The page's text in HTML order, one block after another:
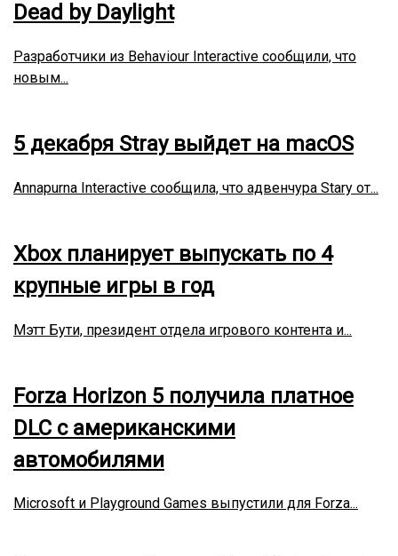
Dead by Daylight
Разработчики из Behaviour Interactive сообщили, что
новым...
5 декабря Stray выйдет на macOS
Annapurna Interactive сообщила, что адвенчура Stary от...
Xbox планирует выпускать по 4
крупные игры в год
Мэтт Бути, президент отдела игрового контента и...
Forza Horizon 5 получила платное
DLC с американскими
автомобилями
Microsoft и Playground Games выпустили для Forza...